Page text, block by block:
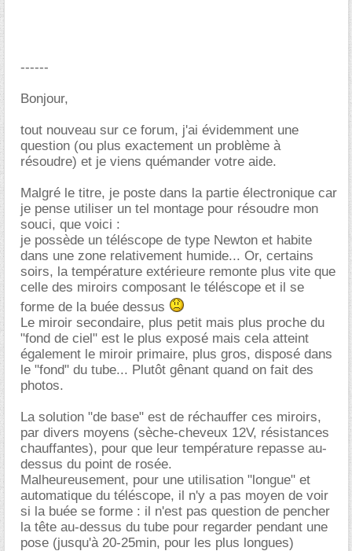
------
Bonjour,
tout nouveau sur ce forum, j'ai évidemment une
question (ou plus exactement un problème à
résoudre) et je viens quémander votre aide.
Malgré le titre, je poste dans la partie électronique car
je pense utiliser un tel montage pour résoudre mon
souci, que voici :
je possède un téléscope de type Newton et habite
dans une zone relativement humide... Or, certains
soirs, la température extérieure remonte plus vite que
celle des miroirs composant le téléscope et il se
forme de la buée dessus
Le miroir secondaire, plus petit mais plus proche du
"fond de ciel" est le plus exposé mais cela atteint
également le miroir primaire, plus gros, disposé dans
le "fond" du tube... Plutôt gênant quand on fait des
photos.
La solution "de base" est de réchauffer ces miroirs,
par divers moyens (sèche-cheveux 12V, résistances
chauffantes), pour que leur température repasse au-
dessus du point de rosée.
Malheureusement, pour une utilisation "longue" et
automatique du téléscope, il n'y a pas moyen de voir
si la buée se forme : il n'est pas question de pencher
la tête au-dessus du tube pour regarder pendant une
pose (jusqu'à 20-25min, pour les plus longues)